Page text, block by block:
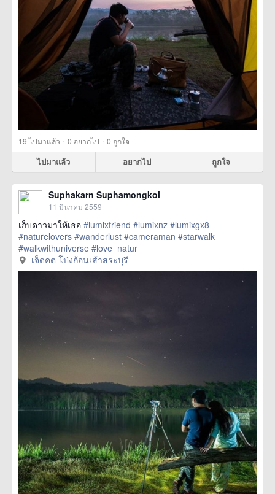
19ไปมาแล้ว · 0 อยากไป · 0 ถูกใจ
ไปมาแล้ว อยากไป ถูกใจ
Suphakarn Suphamongkol
11 มีนาคม 2559
เก็บดาวมาให้เธอ #lumixfriend #lumixnz #lumixgx8
#naturelovers #wanderlust #cameraman #starwalk
#walkwithuniverse #love_natur
href=https://m.thetrippacker.com/th/image/เจ็ดคตโป่งก้อนเส้า
สระบุรี/192092> more
เจ็ดคต โป่งก้อนเส้าสระบุรี